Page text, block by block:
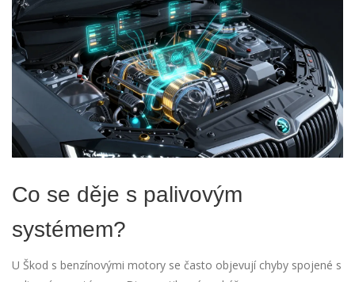
Co se děje s palivovým
systémem?
U Škod s benzínovými motory se často objevují chyby spojené s